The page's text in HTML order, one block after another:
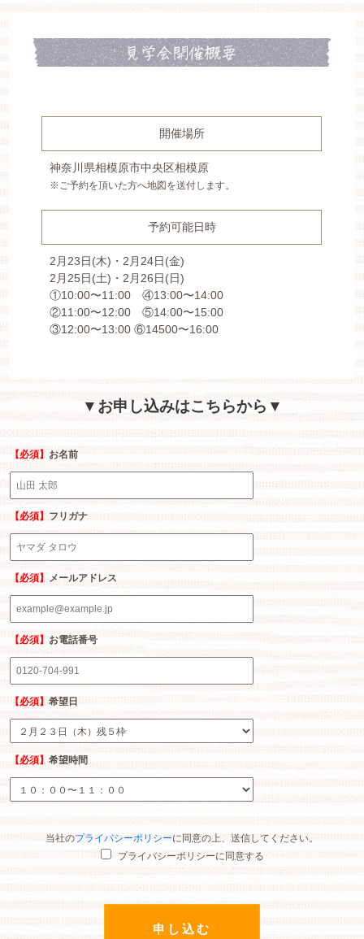
開催場所
神奈川県相模原市中央区相模原
※ご予約を頂いた方へ地図を送付します。
予約可能日時
2⽉23⽇(木)・2⽉24⽇(金)
2⽉25⽇(土)・2⽉26⽇(日)
①10:00〜11:00 ④13:00〜14:00
②11:00〜12:00 ⑤14:00〜15:00
③12:00〜13:00 ⑥14500〜16:00
▼お申し込みはこちらから▼
【必須】 お名前
【必須】 フリガナ
【必須】 メールアドレス
【必須】 お電話番号
【必須】 希望日
【必須】 希望時間
当社のプライバシーポリシーに同意の上、送信してください。
プライバシーポリシーに同意する